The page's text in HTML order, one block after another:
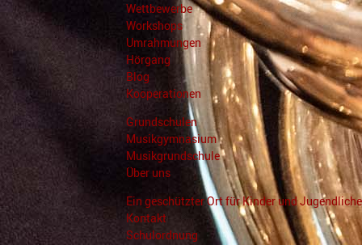
Wettbewerbe
Workshops
Umrahmungen
Hörgang
Blog
Kooperationen
Grundschulen
Musikgymnasium
Musikgrundschule
Über uns
Ein geschützter Ort für Kinder und Jugendliche
Kontakt
Schulordnung